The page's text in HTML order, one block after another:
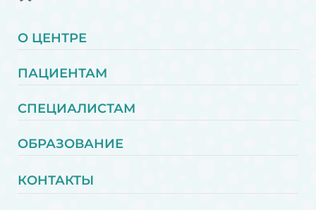
О ЦЕНТРЕ
ПАЦИЕНТАМ
СПЕЦИАЛИСТАМ
ОБРАЗОВАНИЕ
КОНТАКТЫ